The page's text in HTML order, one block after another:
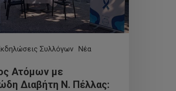
Συλλόγων Νέα
Ατόμων με
Διαβήτη Ν. Πέλλας: